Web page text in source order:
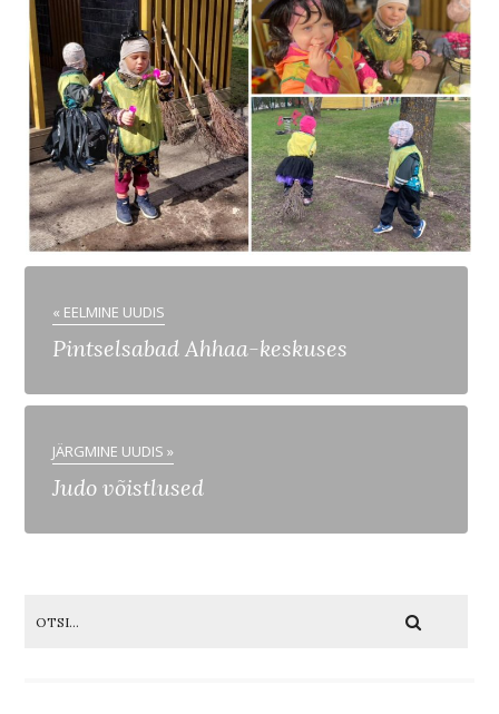
« EELMINE UUDIS
Pintselsabad Ahhaa-keskuses
JÄRGMINE UUDIS »
Judo võistlused